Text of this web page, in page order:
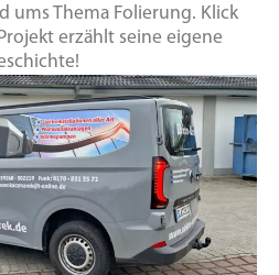
ums Thema Folierung. Klick
erzählt seine eigene